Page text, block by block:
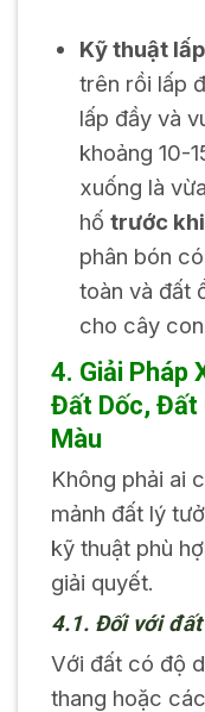
Kỹ thuật
trên rồi lấp
lấp đầy và
khoảng 10-
xuống là
hố trước
phân bón
toàn và đất
cho cây
4. Giải Pháp
Đất Dốc, Đất
Màu
Không phải ai
mảnh đất lý
kỹ thuật phù
giải quyết.
4.1. Đối với đất
Với đất có độ
thang hoặc